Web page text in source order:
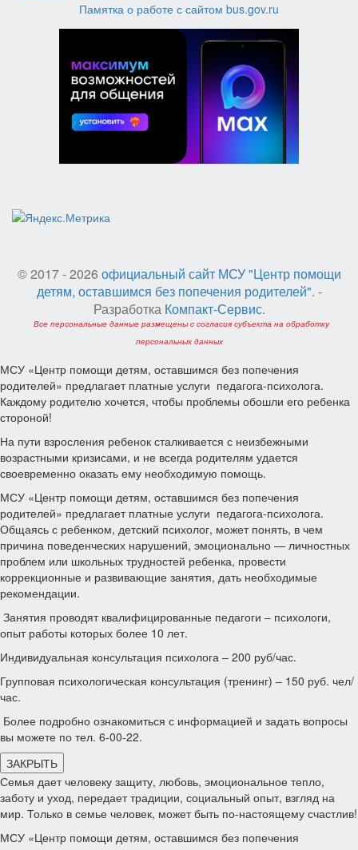
Памятка о работе с сайтом bus.gov.ru
© 2017 - 2026 официальный сайт МСУ "Центр помощи
детям, оставшимся без попечения родителей". -
Разработка Компакт-Сервис.
Все персональные данные размещены с согласия субъекта на обработку
персональных данных
МСУ «Центр помощи детям, оставшимся без попечения
родителей» предлагает платные услуги педагога-психолога.
Каждому родителю хочется, чтобы проблемы обошли его ребенка
стороной!
На пути взросления ребенок сталкивается с неизбежными
возрастными кризисами, и не всегда родителям удается
своевременно оказать ему необходимую помощь.
МСУ «Центр помощи детям, оставшимся без попечения
родителей» предлагает платные услуги педагога-психолога.
Общаясь с ребенком, детский психолог, может понять, в чем
причина поведенческих нарушений, эмоционально — личностных
проблем или школьных трудностей ребенка, провести
коррекционные и развивающие занятия, дать необходимые
рекомендации.
Занятия проводят квалифицированные педагоги – психологи,
опыт работы которых более 10 лет.
Индивидуальная консультация психолога – 200 руб/час.
Групповая психологическая консультация (тренинг) – 150 руб. чел/
час.
Более подробно ознакомиться с информацией и задать вопросы
вы можете по тел. 6-00-22.
ЗАКРЫТЬ
Семья дает человеку защиту, любовь, эмоциональное тепло,
заботу и уход, передает традиции, социальный опыт, взгляд на
мир. Только в семье человек, может быть по-настоящему счастлив!
МСУ «Центр помощи детям, оставшимся без попечения